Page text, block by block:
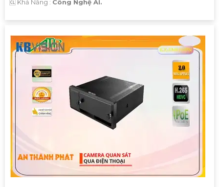
Hy vọng mẫu tư vấn trên sẽ giúp bạn có thêm ý tưởng để
giới thiệu Camera Giá Rẻ Thiết Bị An Ninh Chính Hãng
Chuyên Nghiệp cho dự án của mình. Nếu cần thêm bất kỳ
thông tin hay sự điều chỉnh nào, hãy Cung cấp cho công
trình biết để Từng công trình có thể hỗ trợ bạn tốt hơn.
️🆑 Khả Năng : Công Nghệ AI.